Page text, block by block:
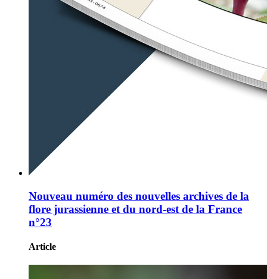
Nouveau numéro des nouvelles archives de la
flore jurassienne et du nord-est de la France
n°23
Article